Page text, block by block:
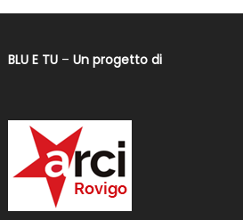
BLU E TU– Un progetto di